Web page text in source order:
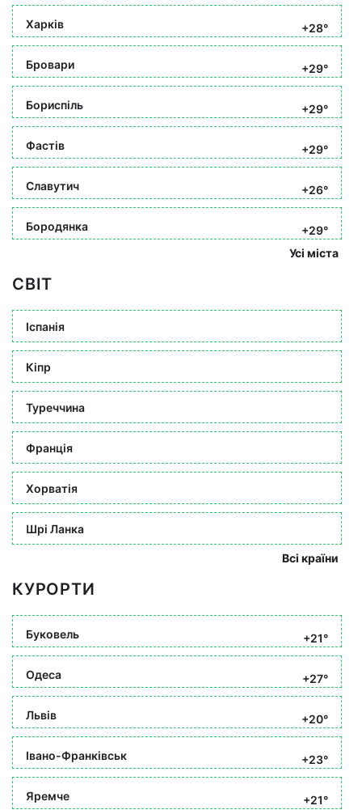
Харків +28°
Бровари +29°
Бориспіль +29°
Фастів +29°
Славутич +26°
Бородянка
+29°
Усі міста
СВІТ
Іспанія
Кіпр
Туреччина
Франція
Хорватія
Шрі Ланка
Всі країни
КУРОРТИ
Буковель +21°
Одеса +27°
Львів +20°
Івано-Франківськ +23°
Яремче +21°